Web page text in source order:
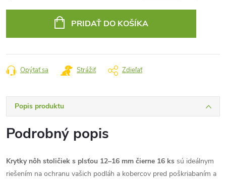
PRIDAŤ DO KOŠÍKA
Opýtať sa Strážiť Zdieľať
Popis produktu
Podrobný popis
Krytky nôh stoličiek s plsťou 12–16 mm čierne 16 ks sú ideálnym
riešením na ochranu vašich podláh a kobercov pred poškriabaním a